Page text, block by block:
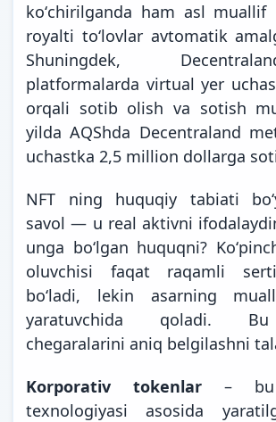
koʻchirilganda ham asl muallif
royalti toʻlovlar avtomatik
Shuningdek,
platformalarda virtual yer
orqali sotib olish va sotish
yilda AQShda Decentraland
uchastka 2,5 million dollarga
NFT ning huquqiy tabiati
savol — u real aktivni
unga boʻlgan huquqni?
oluvchisi faqat raqamli
boʻladi, lekin asarning
yaratuvchida qoladi.
chegaralarini aniq belgilashni
Korporativ tokenlar – bu
texnologiyasi asosida